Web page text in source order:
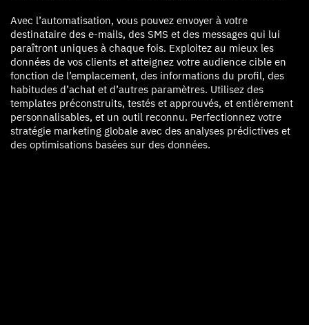
Avec l’automatisation, vous pouvez envoyer à votre
destinataire des e-mails, des SMS et des messages qui lui
paraîtront uniques à chaque fois. Exploitez au mieux les
données de vos clients et atteignez votre audience cible en
fonction de l’emplacement, des informations du profil, des
habitudes d’achat et d’autres paramètres. Utilisez des
templates préconstruits, testés et approuvés, et entièrement
personnalisables, et un outil reconnu. Perfectionnez votre
stratégie marketing globale avec des analyses prédictives et
des optimisations basées sur des données.